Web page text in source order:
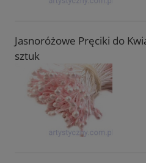
Jasnoróżowe Pręciki do
sztuk